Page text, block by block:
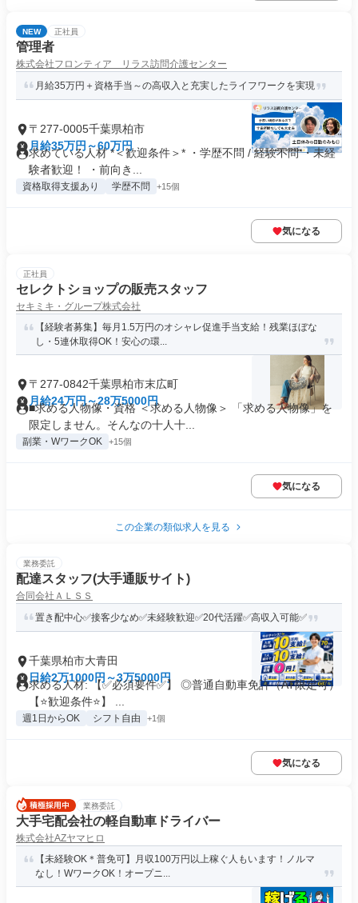
NEW 正社員
管理者
株式会社フロンティア リラス訪問介護センター
月給35万円＋資格手当～の高収入と充実したライフワークを実現
〒277-0005千葉県柏市
月給35万円～60万円
求めている人材 *＜歓迎条件＞* ・学歴不問 / 経験不問 ・未経
験者歓迎！ ・前向き...
資格取得支援あり 学歴不問 +15個
気になる
正社員
セレクトショップの販売スタッフ
セキミキ・グループ株式会社
【経験者募集】毎月1.5万円のオシャレ促進手当支給！残業ほぼな
し・5連休取得OK！安心の環...
〒277-0842千葉県柏市末広町
月給24万円～28万5000円
■求める人物像・資格 ＜求める人物像＞ 「求める人物像」を
限定しません。そんなの十人十...
副業・WワークOK +15個
気になる
この企業の類似求人を見る
業務委託
配達スタッフ(大手通販サイト)
合同会社ＡＬＳＳ
置き配中心✅接客少なめ✅未経験歓迎✅20代活躍✅高収入可能✅
千葉県柏市大青田
日給2万1000円～3万5000円
求める人材: 【✅必須要件✅】 ◎普通自動車免許（AT限定可）
【⭐歓迎条件⭐】 ...
週1日からOK シフト自由 +1個
気になる
業務委託
大手宅配会社の軽自動車ドライバー
株式会社AZヤマヒロ
【未経験OK＊普免可】月収100万円以上稼ぐ人もいます！ノルマ
なし！WワークOK！オープニ...